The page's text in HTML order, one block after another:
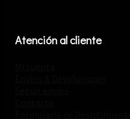
Atención al cliente